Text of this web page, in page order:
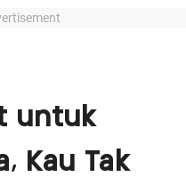
untuk
Kau Tak